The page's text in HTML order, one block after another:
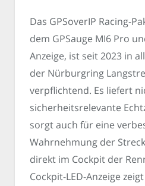
Das GPSoverIP Racing-
dem GPSauge MI6 Pro
Anzeige, ist seit 2023 in
der Nürburgring
verpflichtend. Es liefert
sicherheitsrelevante
sorgt auch für eine
Wahrnehmung der
direkt im Cockpit der
Cockpit-LED-Anzeige